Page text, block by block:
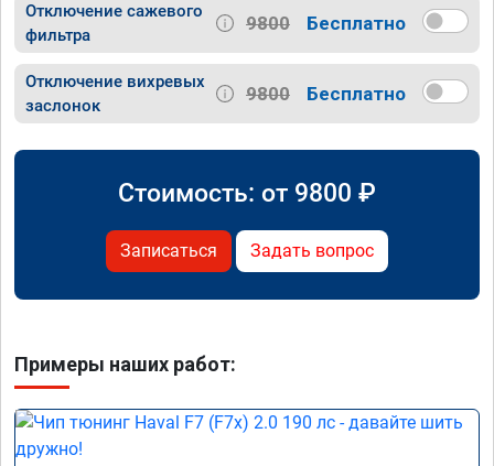
Отключение сажевого
фильтра
9800 Бесплатно
Отключение вихревых
заслонок
9800 Бесплатно
Стоимость: от 9800 ₽
Записаться Задать вопрос
Примеры наших работ: